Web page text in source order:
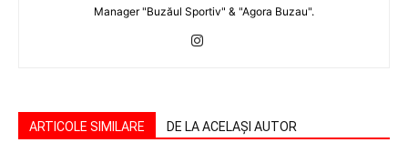
Manager "Buzăul Sportiv" & "Agora Buzau".
ARTICOLE SIMILARE DE LA ACELAȘI AUTOR